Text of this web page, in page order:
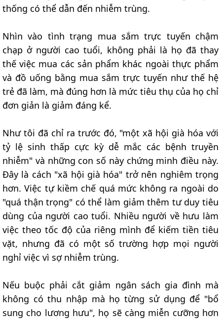
thống có thể dẫn đến nhiễm trùng.
Nhìn vào tình trạng mua sắm trực tuyến chậm
chạp ở người cao tuổi, không phải là họ đã thay
thế việc mua các sản phẩm khác ngoài thực phẩm
và đồ uống bằng mua sắm trực tuyến như thế hệ
trẻ đã làm, mà đúng hơn là mức tiêu thụ của họ chỉ
đơn giản là giảm đáng kể.
Như tôi đã chỉ ra trước đó, "một xã hội già hóa với
tỷ lệ sinh thấp cực kỳ dễ mắc các bệnh truyền
nhiễm" và những con số này chứng minh điều này.
Đây là cách "xã hội già hóa" trở nên nghiêm trọng
hơn. Việc tự kiềm chế quá mức không ra ngoài do
"quá thận trọng" có thể làm giảm thêm tư duy tiêu
dùng của người cao tuổi. Nhiều người về hưu làm
việc theo tốc độ của riêng mình để kiếm tiền tiêu
vặt, nhưng đã có một số trường hợp mọi người
nghỉ việc vì sợ nhiễm trùng.
Nếu buộc phải cắt giảm ngân sách gia đình mà
không có thu nhập mà họ từng sử dụng để "bổ
sung cho lương hưu", họ sẽ càng miễn cưỡng hơn